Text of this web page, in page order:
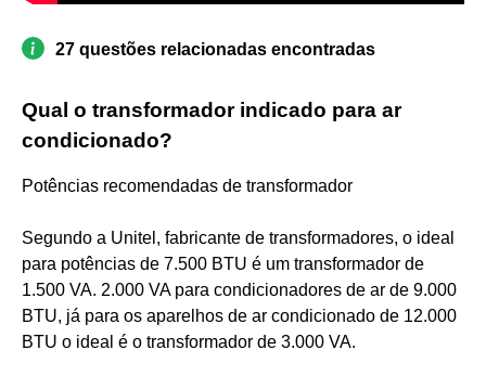
27 questões relacionadas encontradas
Qual o transformador indicado para ar
condicionado?
Potências recomendadas de transformador
Segundo a Unitel, fabricante de transformadores, o ideal
para potências de 7.500 BTU é um transformador de
1.500 VA. 2.000 VA para condicionadores de ar de 9.000
BTU, já para os aparelhos de ar condicionado de 12.000
BTU o ideal é o transformador de 3.000 VA.